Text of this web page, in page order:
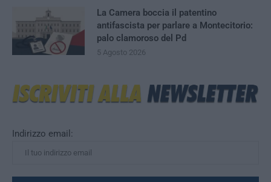
Indirizzo email:
La Camera boccia il patentino
antifascista per parlare a Montecitorio:
palo clamoroso del Pd
5 Agosto 2026